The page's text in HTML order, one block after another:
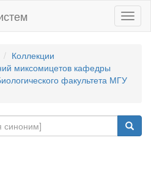
Коллекции
миксомицетов кафедры
факультета МГУ